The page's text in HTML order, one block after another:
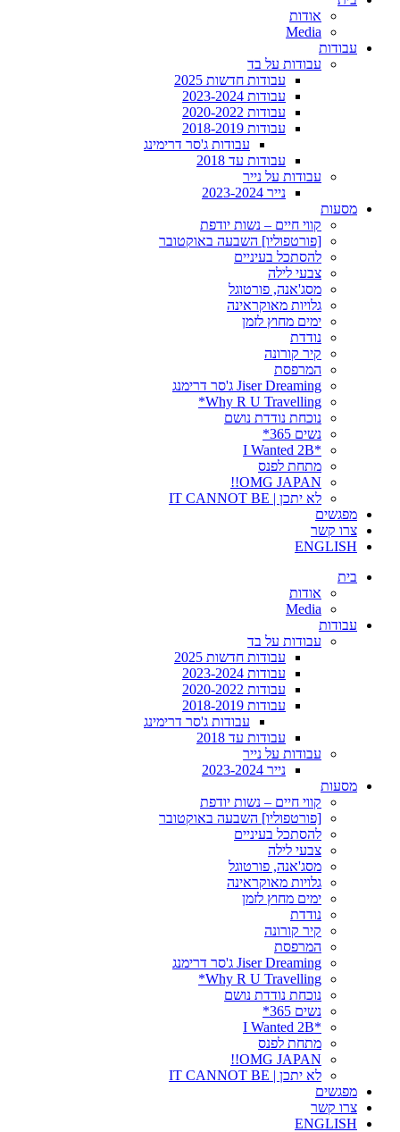
אודות
Media
עבודות
עבודות על בד
עבודות חדשות 2025
עבודות 2023-2024
עבודות 2020-2022
עבודות 2018-2019
עבודות ג'סר דרימינג
עבודות עד 2018
עבודות על נייר
נייר 2023-2024
מסעות
קווי חיים – נשות יודפת
[פורטפוליו] השבעה באוקטובר
להסתכל בעיניים
צבעי לילה
מסג'אנה, פורטוגל
גלויות מאוקראינה
ימים מחוץ לזמן
נודדת
קיר קורונה
המרפסת
Jiser Dreaming ג'סר דרימנג
Why R U Travelling*
נוכחת נודדת נושם
נשים 365*
*I Wanted 2B
מתחת לפנס
OMG JAPAN!!
לא יתכן | IT CANNOT BE
מפגשים
צרו קשר
ENGLISH
בית
אודות
Media
עבודות
עבודות על בד
עבודות חדשות 2025
עבודות 2023-2024
עבודות 2020-2022
עבודות 2018-2019
עבודות ג'סר דרימינג
עבודות עד 2018
עבודות על נייר
נייר 2023-2024
מסעות
קווי חיים – נשות יודפת
[פורטפוליו] השבעה באוקטובר
להסתכל בעיניים
צבעי לילה
מסג'אנה, פורטוגל
גלויות מאוקראינה
ימים מחוץ לזמן
נודדת
קיר קורונה
המרפסת
Jiser Dreaming ג'סר דרימנג
Why R U Travelling*
נוכחת נודדת נושם
נשים 365*
*I Wanted 2B
מתחת לפנס
OMG JAPAN!!
לא יתכן | IT CANNOT BE
מפגשים
צרו קשר
ENGLISH